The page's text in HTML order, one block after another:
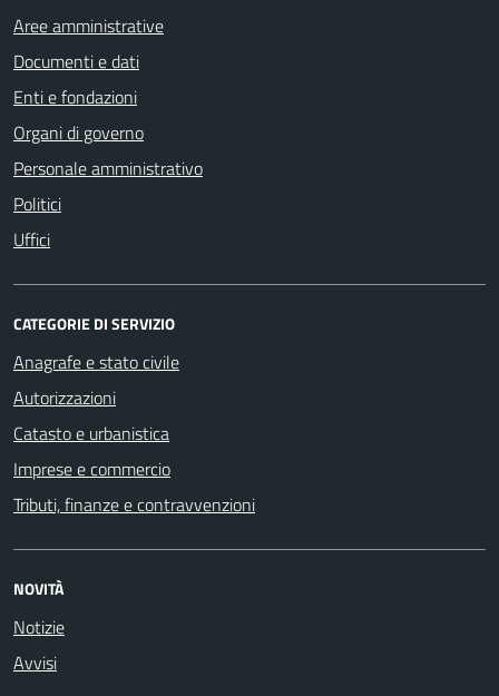
Aree amministrative
Documenti e dati
Enti e fondazioni
Organi di governo
Personale amministrativo
Politici
Uffici
CATEGORIE DI SERVIZIO
Anagrafe e stato civile
Autorizzazioni
Catasto e urbanistica
Imprese e commercio
Tributi, finanze e contravvenzioni
NOVITÀ
Notizie
Avvisi